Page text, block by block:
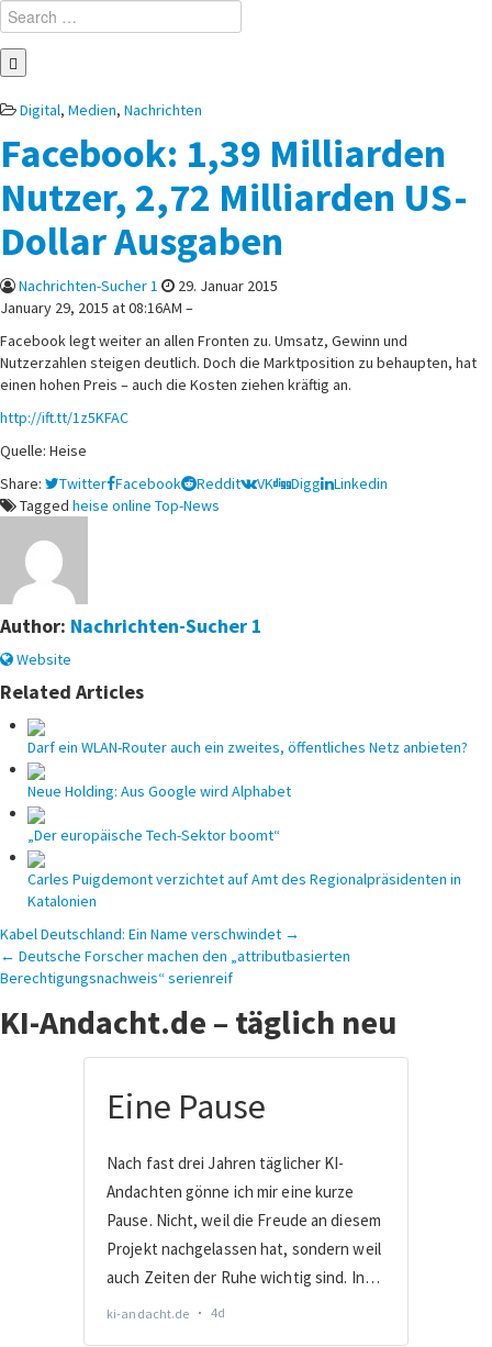
Search
for:
Posted
Digital, Medien, Nachrichten
Facebook: 1,39 Milliarden
Nutzer, 2,72 Milliarden US-
Dollar Ausgaben
Nachrichten-Sucher 1
29. Januar 2015
January 29, 2015 at 08:16AM –
Facebook legt weiter an allen Fronten zu. Umsatz, Gewinn und
Nutzerzahlen steigen deutlich. Doch die Marktposition zu behaupten, hat
einen hohen Preis – auch die Kosten ziehen kräftig an.
http://ift.tt/1z5KFAC
Quelle: Heise
Share:
Twitter Facebook Reddit VK Digg
Linkedin
Tagged heise online Top-News
Author: Nachrichten-Sucher 1
Website
Related Articles
Darf ein WLAN-Router auch ein zweites, öffentliches Netz anbieten?
Neue Holding: Aus Google wird Alphabet
„Der europäische Tech-Sektor boomt“
Carles Puigdemont verzichtet auf Amt des Regionalpräsidenten in
Katalonien
Beitragsnavigation
Kabel Deutschland: Ein Name verschwindet →
← Deutsche Forscher machen den „attributbasierten
Berechtigungsnachweis“ serienreif
KI-Andacht.de – täglich neu